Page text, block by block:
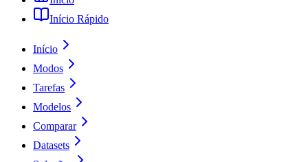
Início Rápido
Início
Modos
Tarefas
Modelos
Comparar
Datasets